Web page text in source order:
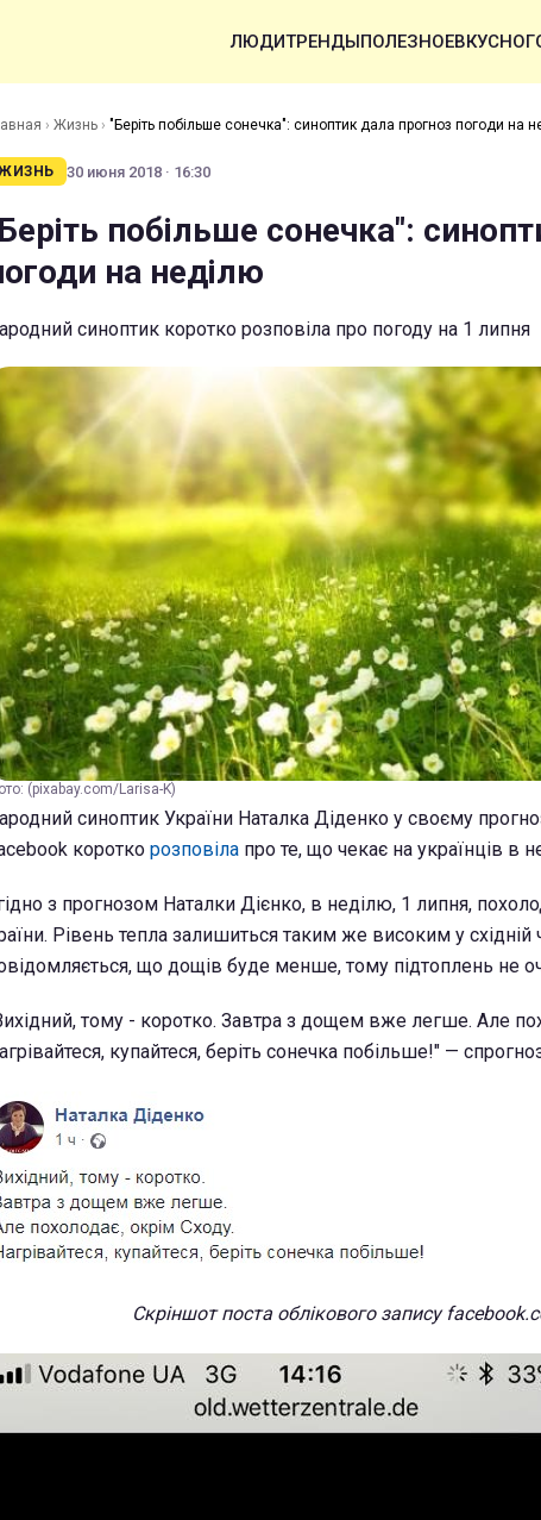
ЛЮДИТРЕНДЫПОЛЕЗНОЕВКУСНО
› Жизнь › "Беріть побільше сонечка": синоптик дала прогноз погоди на
30 июня 2018 · 16:30
побільше сонечка":
на неділю
синоптик коротко розповіла про погоду на 1 липня
(pixabay.com/Larisa-K)
синоптик України Наталка Діденко у своєму
коротко розповіла про те, що чекає на українців в
з прогнозом Наталки Дієнко, в неділю, 1 липня,
Рівень тепла залишиться таким же високим у східній
що дощів буде менше, тому підтоплень не
тому - коротко. Завтра з дощем вже легше. Але
купайтеся, беріть сонечка побільше!" —
Скріншот поста облікового запису